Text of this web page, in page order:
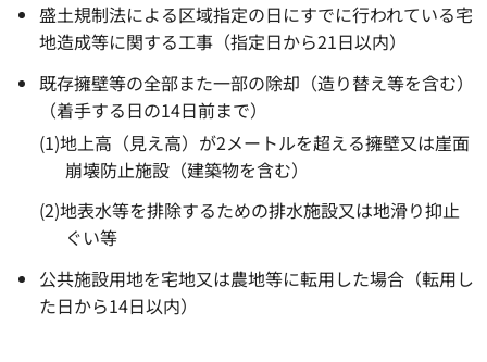
盛土規制法による区域指定の日にすでに行われている宅
地造成等に関する工事（指定日から21日以内）
既存擁壁等の全部また一部の除却（造り替え等を含む）
（着手する日の14日前まで）
(1)地上高（見え高）が2メートルを超える擁壁又は崖面
崩壊防止施設（建築物を含む）
(2)地表水等を排除するための排水施設又は地滑り抑止
ぐい等
公共施設用地を宅地又は農地等に転用した場合（転用し
た日から14日以内）